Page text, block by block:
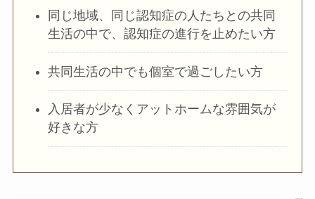
同じ地域、同じ認知症の人たちとの共同
生活の中で、認知症の進行を止めたい方
共同生活の中でも個室で過ごしたい方
入居者が少なくアットホームな雰囲気が
好きな方